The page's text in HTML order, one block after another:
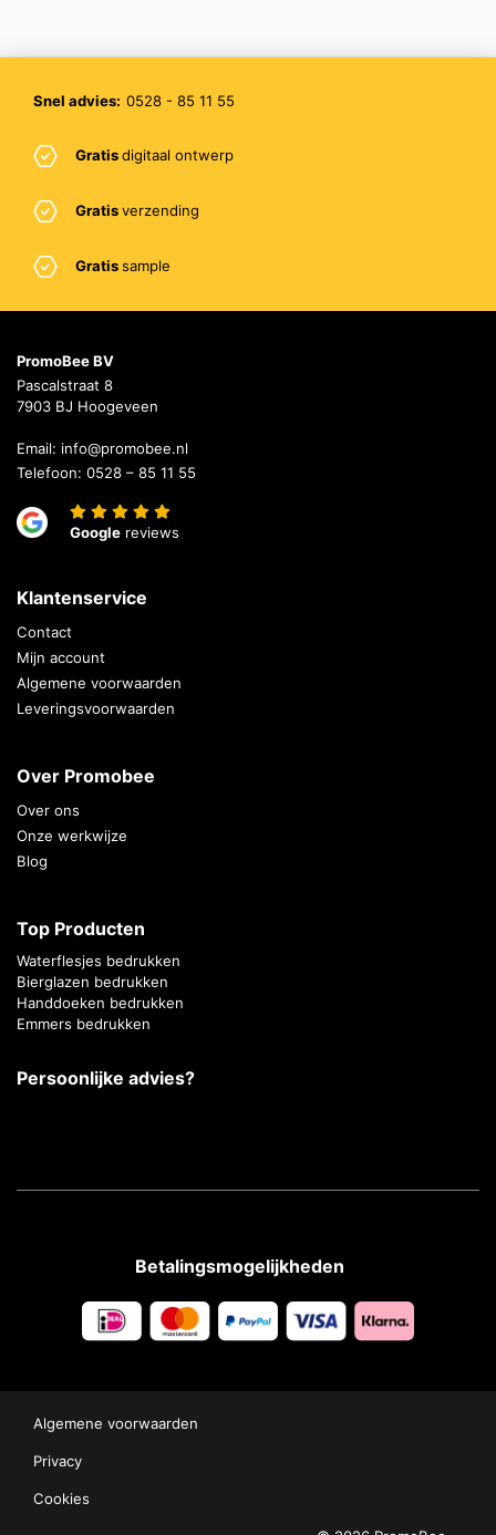
Snel advies: 0528 - 85 11 55
Gratisdigitaal ontwerp
Gratisverzending
Gratissample
PromoBee BV
Pascalstraat 8
7903 BJ Hoogeveen
Email: info@promobee.nl
Telefoon: 0528 – 85 11 55
Google reviews
Klantenservice
Contact
Mijn account
Algemene voorwaarden
Leveringsvoorwaarden
Over Promobee
Over ons
Onze werkwijze
Blog
Top Producten
Waterflesjes bedrukken
Bierglazen bedrukken
Handdoeken bedrukken
Emmers bedrukken
Persoonlijke advies?
Betalingsmogelijkheden
Algemene voorwaarden
Privacy
Cookies